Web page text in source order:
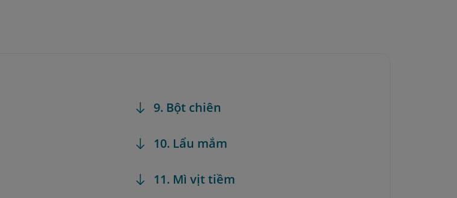
9. Bột chiên
10. Lẩu mắm
11. Mì vịt tiềm